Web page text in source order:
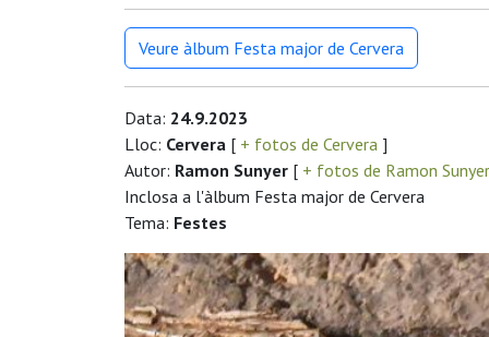
Veure àlbum Festa major de Cervera
Data: 24.9.2023
Lloc: Cervera [ + fotos de Cervera ]
Autor: Ramon Sunyer [ + fotos de Ramon
Inclosa a l'àlbum Festa major de Cervera
Tema: Festes